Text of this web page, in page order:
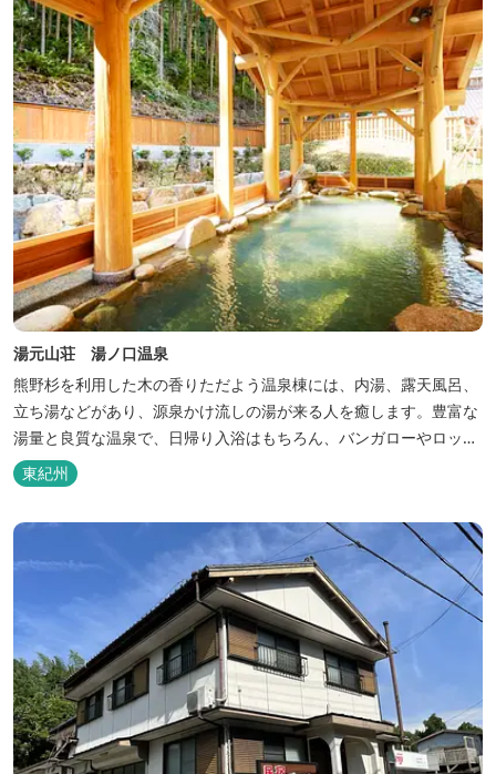
湯元山荘 湯ノ口温泉
熊野杉を利用した木の香りただよう温泉棟には、内湯、露天風呂、
立ち湯などがあり、源泉かけ流しの湯が来る人を癒します。豊富な
湯量と良質な温泉で、日帰り入浴はもちろん、バンガローやロッジ
などの宿泊施設も備えているので、宿泊しながらゆったりと温泉を
楽しむ人も多いです。
東紀州